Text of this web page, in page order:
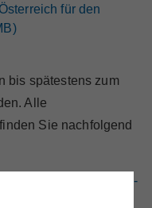
für den
bis spätestens zum
Alle
Sie nachfolgend
des KNEP 2017-